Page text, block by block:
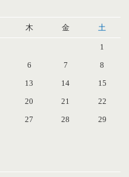
木 金 土
1
6 7
8
13 14
15
20 21
22
27 28
29